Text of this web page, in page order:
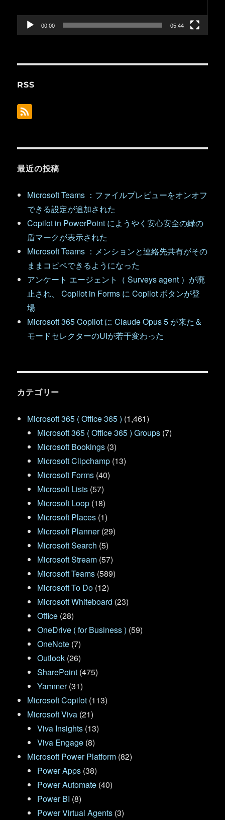
ー
00:00 05:44
RSS
最近の投稿
Microsoft Teams ：ファイルプレビューをオンオフ
できる設定が追加された
Copilot in PowerPoint にようやく安心安全の緑の
盾マークが表示された
Microsoft Teams ：メンションと連絡先共有がその
ままコピペできるようになった
アンケート エージェント（ Surveys agent ）が廃
止され、 Copilot in Forms に Copilot ボタンが登
場
Microsoft 365 Copilot に Claude Opus 5 が来た＆
モードセレクターのUIが若干変わった
カテゴリー
Microsoft 365 ( Office 365 ) (1,461)
Microsoft 365 ( Office 365 ) Groups (7)
Microsoft Bookings (3)
Microsoft Clipchamp (13)
Microsoft Forms (40)
Microsoft Lists (57)
Microsoft Loop (18)
Microsoft Places (1)
Microsoft Planner(29)
Microsoft Search (5)
Microsoft Stream (57)
Microsoft Teams (589)
Microsoft To Do (12)
Microsoft Whiteboard (23)
Office (28)
OneDrive ( for Business ) (59)
OneNote (7)
Outlook (26)
SharePoint (475)
Yammer(31)
Microsoft Copilot (113)
Microsoft Viva (21)
Viva Insights (13)
Viva Engage (8)
Microsoft Power Platform (82)
Power Apps (38)
Power Automate (40)
Power BI (8)
Power Virtual Agents (3)